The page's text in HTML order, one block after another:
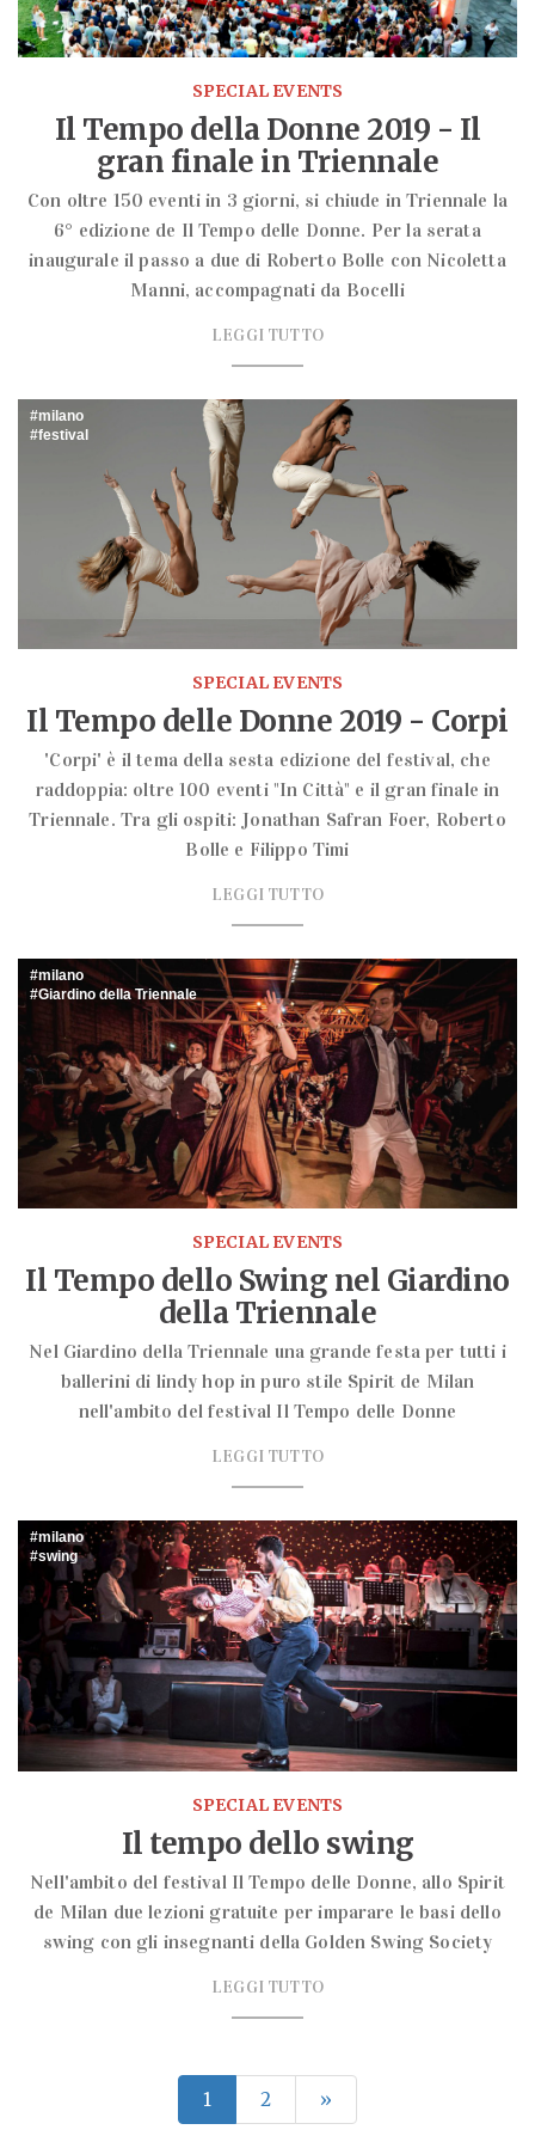
SPECIAL EVENTS
Il Tempo della Donne 2019 - Il
gran finale in Triennale
Con oltre 150 eventi in 3 giorni, si chiude in Triennale la
6° edizione de Il Tempo delle Donne. Per la serata
inaugurale il passo a due di Roberto Bolle con Nicoletta
Manni, accompagnati da Bocelli
LEGGI TUTTO
milano
festival
SPECIAL EVENTS
Il Tempo delle Donne 2019 - Corpi
'Corpi' è il tema della sesta edizione del festival, che
raddoppia: oltre 100 eventi "In Città" e il gran finale in
Triennale. Tra gli ospiti: Jonathan Safran Foer, Roberto
Bolle e Filippo Timi
LEGGI TUTTO
milano
Giardino della Triennale
SPECIAL EVENTS
Il Tempo dello Swing nel Giardino
della Triennale
Nel Giardino della Triennale una grande festa per tutti i
ballerini di lindy hop in puro stile Spirit de Milan
nell'ambito del festival Il Tempo delle Donne
LEGGI TUTTO
milano
swing
SPECIAL EVENTS
Il tempo dello swing
Nell'ambito del festival Il Tempo delle Donne, allo Spirit
de Milan due lezioni gratuite per imparare le basi dello
swing con gli insegnanti della Golden Swing Society
LEGGI TUTTO
1 2 »